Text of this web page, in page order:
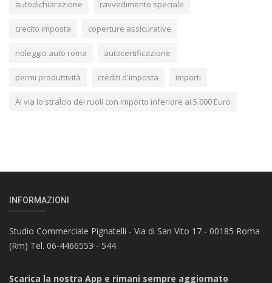
autodichiarazione ravvedimento speciale
crecito imposta coperture assicurative
noleggio auto roma autocertificazione
permi produttività crediti d'imposta importi
Al via lo stralcio dei ruoli con importo inferiore ai 5.000 Euro
INFORMAZIONI
Studio Commerciale Pignatelli - Via di San Vito 17 - 00185 Roma
(Rm) Tel. 06-4466553 - 544
Scarica la nostra App e rimani sempre aggiornato